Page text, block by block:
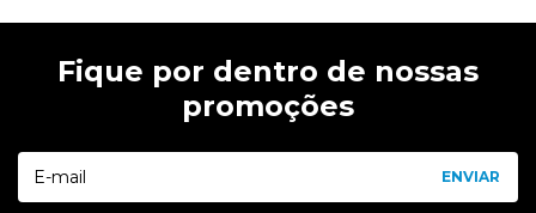
Fique por dentro de nossas
promoções